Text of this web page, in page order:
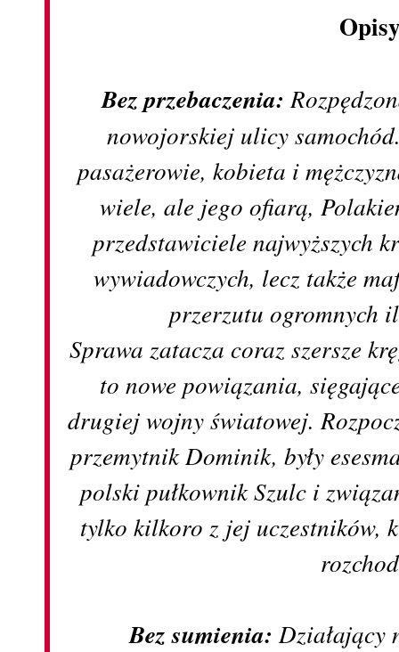
Bez przebaczenia:
nowojorskiej ulicy
pasażerowie, kobieta i
wiele, ale jego ofiarą,
przedstawiciele najwyższych
wywiadowczych, lecz także
przerzutu ogromnych
Sprawa zatacza coraz szersze
to nowe powiązania,
drugiej wojny światowej.
przemytnik Dominik, były
polski pułkownik Szulc i
tylko kilkoro z jej uczestników,
Bez sumienia: Działający